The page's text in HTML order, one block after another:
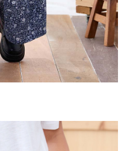
AFTEE先享後付」服務完成之交
，並將交易相關給付款項請求債
址：
或監護人之同意方可使用
起之損失，本公司不負相關責
註冊。若發現惡意使用之情形，
使用額度並採取法律行動。
運費
運費